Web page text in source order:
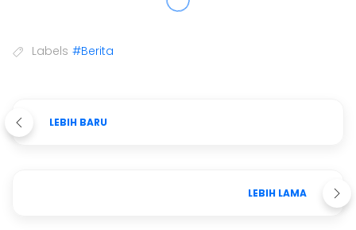
Labels #Berita
LEBIH BARU
LEBIH LAMA